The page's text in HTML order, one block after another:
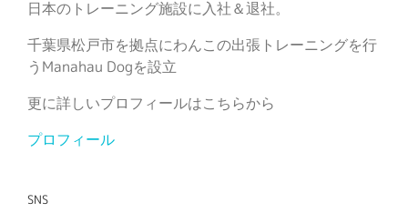
日本のトレーニング施設に入社＆退社。
千葉県松戸市を拠点にわんこの出張トレーニングを行
うManahau Dogを設立
更に詳しいプロフィールはこちらから
プロフィール
SNS